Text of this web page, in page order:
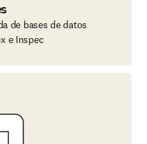
de bases de datos
e Inspec